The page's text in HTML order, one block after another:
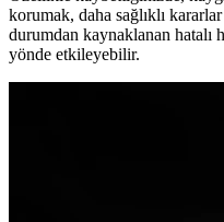
korumak, daha sağlıklı
durumdan kaynaklanan hatalı
yönde etkileyebilir.